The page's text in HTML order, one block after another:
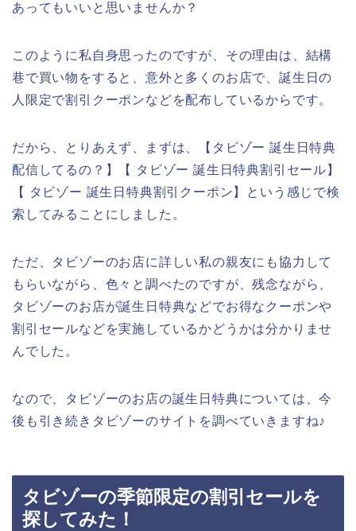
あってもいいと思いませんか？
このように私自身思ったのですが、その理由は、結構
巷で買い物をすると、意外と多くのお店で、誕生日の
人限定で割引クーポンなどを配布しているからです。
だから、とりあえず、まずは、【タビゾー 誕生日特典
配信してるの？】【 タビゾー 誕生日特典割引セール】
【 タビゾー 誕生日特典割引クーポン】という感じで検
索してみることにしました。
ただ、タビゾーのお店に詳しい私の親友にも協力して
もらいながら、色々と調べたのですが、残念ながら、
タビゾーのお店が誕生日特典などでお得なクーポンや
割引セールなどを実施しているかどうかは分かりませ
んでした。
なので、タビゾーのお店の誕生日特典については、今
後も引き続きタビゾーのサイトを調べていきますね♪
タビゾーの季節限定の割引セールを
探してみた！